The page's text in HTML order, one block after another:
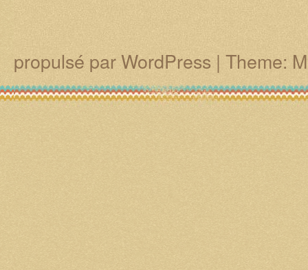
propulsé par WordPress| Theme: